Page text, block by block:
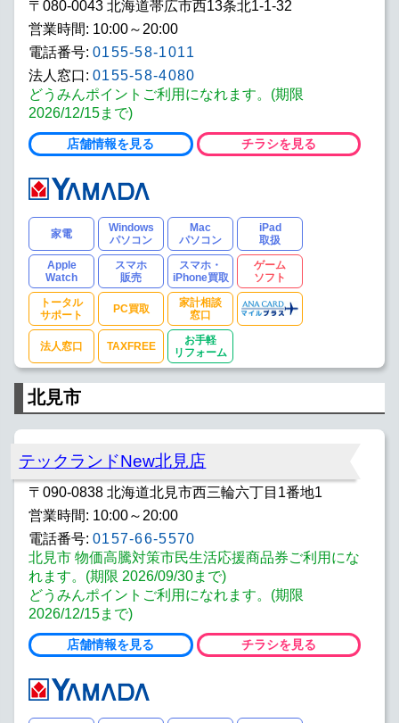
〒080-0043 北海道帯広市西13条北1-1-32
営業時間: 10:00～20:00
電話番号: 0155-58-1011
法人窓口: 0155-58-4080
どうみんポイントご利用になれます。(期限
2026/12/15まで)
店舗情報を見る チラシを見る
家電
Windows
パソコン
Mac
パソコン
iPad
取扱
Apple
Watch
スマホ
販売
スマホ・
iPhone買取
ゲーム
ソフト
トータル
サポート
PC買取
家計相談
窓口
法人窓口 TAXFREE
お手軽
リフォーム
北見市
テックランドNew北見店
〒090-0838 北海道北見市西三輪六丁目1番地1
営業時間: 10:00～20:00
電話番号: 0157-66-5570
北見市 物価高騰対策市民生活応援商品券ご利用にな
れます。(期限 2026/09/30まで)
どうみんポイントご利用になれます。(期限
2026/12/15まで)
店舗情報を見る チラシを見る